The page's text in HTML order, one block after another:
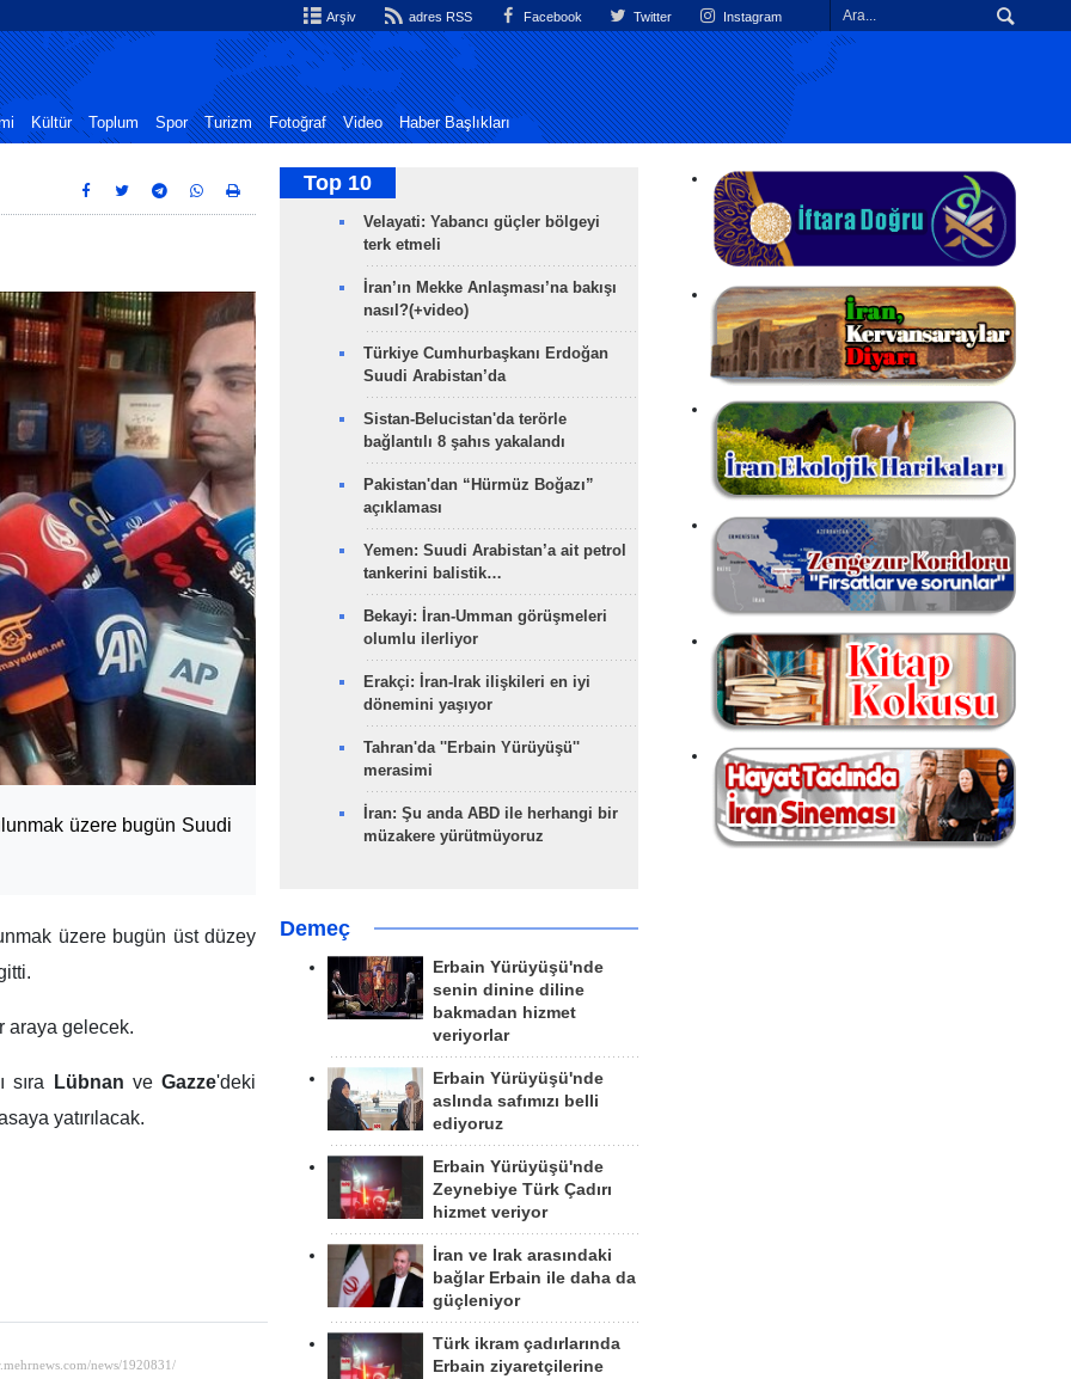
Arşiv adres RSS Facebook Twitter Instagram
Kültür Toplum Spor Turizm Fotoğraf Video Haber Başlıkları
üzere bugün Suudi
üzere bugün üst düzey
araya gelecek.
sıra Lübnan ve Gazze'deki
yatırılacak.
Top 10
Velayati: Yabancı güçler bölgeyi
terk etmeli
İran’ın Mekke Anlaşması’na bakışı
nasıl?(+video)
Türkiye Cumhurbaşkanı Erdoğan
Suudi Arabistan’da
Sistan-Belucistan'da terörle
bağlantılı 8 şahıs yakalandı
Pakistan'dan “Hürmüz Boğazı”
açıklaması
Yemen: Suudi Arabistan’a ait petrol
tankerini balistik…
Bekayi: İran-Umman görüşmeleri
olumlu ilerliyor
Erakçi: İran-Irak ilişkileri en iyi
dönemini yaşıyor
Tahran'da ''Erbain Yürüyüşü''
merasimi
İran: Şu anda ABD ile herhangi bir
müzakere yürütmüyoruz
Demeç
Erbain Yürüyüşü'nde
senin dinine diline
bakmadan hizmet
veriyorlar
Erbain Yürüyüşü'nde
aslında safımızı belli
ediyoruz
Erbain Yürüyüşü'nde
Zeynebiye Türk Çadırı
hizmet veriyor
İran ve Irak arasındaki
bağlar Erbain ile daha da
güçleniyor
Türk ikram çadırlarında
Erbain ziyaretçilerine